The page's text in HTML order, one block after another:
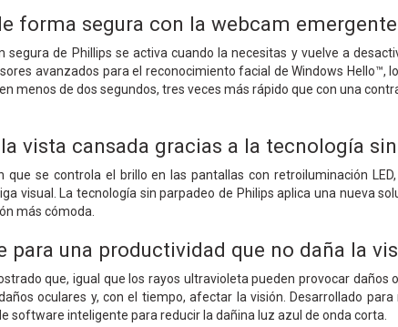
forma segura con la webcam
segura de Phillips se activa cuando la necesitas y vuelve a
avanzados para el reconocimiento facial de Windows Hello™,
menos de dos segundos, tres veces más rápido que con una
vista cansada gracias a la tecnología
que se controla el brillo en las pantallas con retroiluminación
visual. La tecnología sin parpadeo de Philips aplica una nueva
más cómoda.
para una productividad que no daña la
que, igual que los rayos ultravioleta pueden provocar
oculares y, con el tiempo, afectar la visión. Desarrollado
software inteligente para reducir la dañina luz azul de onda corta.